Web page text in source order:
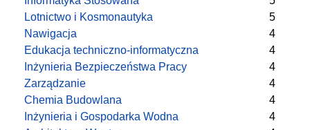
Lotnictwo i Kosmonautyka
5
Nawigacja
4
Edukacja techniczno-informatyczna
4
Inżynieria Bezpieczeństwa Pracy
4
Zarządzanie
4
Chemia Budowlana
4
Inżynieria i Gospodarka Wodna
4